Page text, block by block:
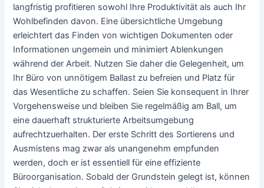
langfristig profitieren sowohl Ihre Produktivität als auch Ihr
Wohlbefinden davon. Eine übersichtliche Umgebung
erleichtert das Finden von wichtigen Dokumenten oder
Informationen ungemein und minimiert Ablenkungen
während der Arbeit. Nutzen Sie daher die Gelegenheit, um
Ihr Büro von unnötigem Ballast zu befreien und Platz für
das Wesentliche zu schaffen. Seien Sie konsequent in Ihrer
Vorgehensweise und bleiben Sie regelmäßig am Ball, um
eine dauerhaft strukturierte Arbeitsumgebung
aufrechtzuerhalten. Der erste Schritt des Sortierens und
Ausmistens mag zwar als unangenehm empfunden
werden, doch er ist essentiell für eine effiziente
Büroorganisation. Sobald der Grundstein gelegt ist, können